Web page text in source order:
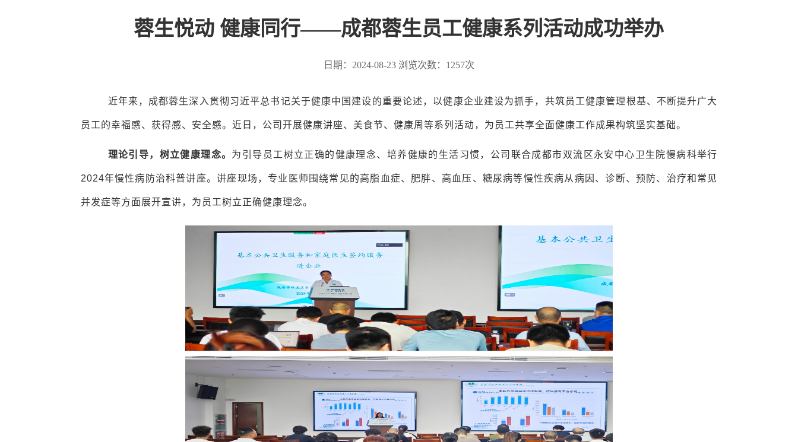
蓉生悦动 健康同行——成都蓉生员工健康系列活动成功举办
日期：2024-08-23 浏览次数： 1257次
近年来，成都蓉生深入贯彻习近平总书记关于健康中国建设的重要论述，以健康企业建设为抓手，共筑员工健康管理根基、不断提升广大
员工的幸福感、获得感、安全感。近日，公司开展健康讲座、美食节、健康周等系列活动，为员工共享全面健康工作成果构筑坚实基础。
理论引导，树立健康理念。 为引导员工树立正确的健康理念、培养健康的生活习惯，公司联合成都市双流区永安中心卫生院慢病科举行
2024年慢性病防治科普讲座。讲座现场，专业医师围绕常见的高脂血症、肥胖、高血压、糖尿病等慢性疾病从病因、诊断、预防、治疗和常见
并发症等方面展开宣讲，为员工树立正确健康理念。